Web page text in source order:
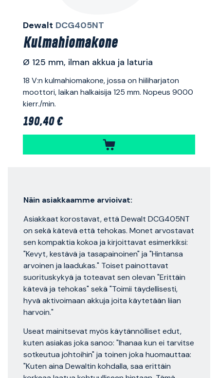
Dewalt DCG405NT
Kulmahiomakone
Ø 125 mm, ilman akkua ja laturia
18 V:n kulmahiomakone, jossa on hiiliharjaton
moottori, laikan halkaisija 125 mm. Nopeus 9000
kierr./min.
190,40 €
Näin asiakkaamme arvioivat:
Asiakkaat korostavat, että Dewalt DCG405NT
on sekä kätevä että tehokas. Monet arvostavat
sen kompaktia kokoa ja kirjoittavat esimerkiksi:
"Kevyt, kestävä ja tasapainoinen" ja "Hintansa
arvoinen ja laadukas." Toiset painottavat
suorituskykyä ja toteavat sen olevan "Erittäin
kätevä ja tehokas" sekä "Toimii täydellisesti,
hyvä aktivoimaan akkuja joita käytetään liian
harvoin."
Useat mainitsevat myös käytännölliset edut,
kuten asiakas joka sanoo: "Ihanaa kun ei tarvitse
sotkeutua johtoihin" ja toinen joka huomauttaa:
"Kuten aina Dewaltin kohdalla, saa erittäin